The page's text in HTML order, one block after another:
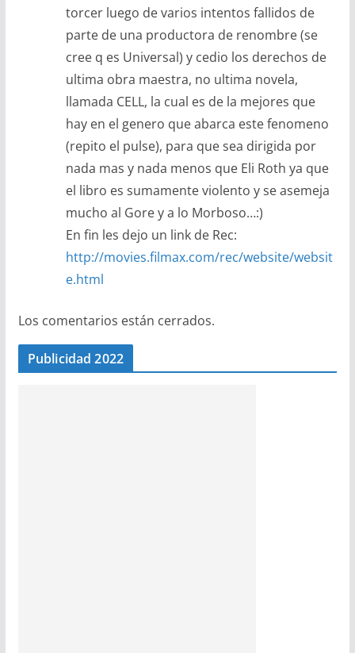
torcer luego de varios intentos fallidos de
parte de una productora de renombre (se
cree q es Universal) y cedio los derechos de
ultima obra maestra, no ultima novela,
llamada CELL, la cual es de la mejores que
hay en el genero que abarca este fenomeno
(repito el pulse), para que sea dirigida por
nada mas y nada menos que Eli Roth ya que
el libro es sumamente violento y se asemeja
mucho al Gore y a lo Morboso…:)
En fin les dejo un link de Rec:
http://movies.filmax.com/rec/website/websit
e.html
Los comentarios están cerrados.
Publicidad 2022